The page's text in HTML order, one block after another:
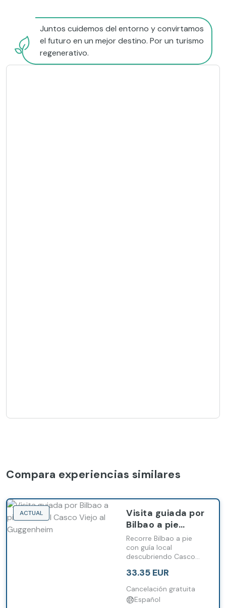
Juntos cuidemos del entorno y convirtamos
el futuro en un mejor destino. Por un turismo
regenerativo.
Compara experiencias similares
ACTUAL
Visita guiada por
Bilbao a pie
desde el Casco
Viejo al
Guggenheim
Recorre Bilbao a pie
con guía local
descubriendo Casco
principales iconos
33.35 EUR
Cancelación gratuita
Español